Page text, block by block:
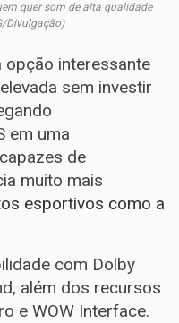
quer som de alta qualidade
Divulgação)
opção interessante
sem investir
em uma
de
muito mais
esportivos como a
com Dolby
além dos recursos
e WOW Interface.